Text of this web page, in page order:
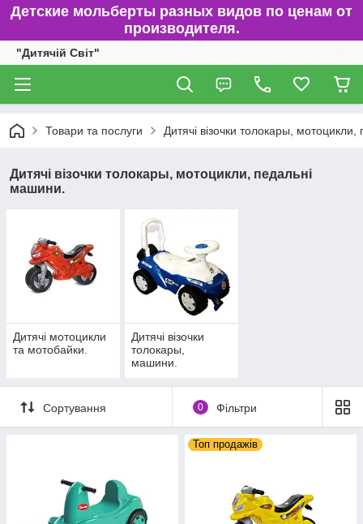
Детские мольберты разных видов по ценам от
производителя.
"Дитячій Світ"
Товари та послуги Дитячі візочки толокары,
Дитячі візочки толокары, мотоцикли, педальні
машини.
Дитячі мотоцикли
та мотобайки.
Дитячі візочки
толокары,
машини.
Сортування 0 Фільтри
Топ продажів